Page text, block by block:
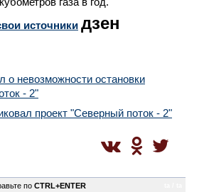
источники дзен
о невозможности остановки
- 2"
проект "Северный поток - 2"
по CTRL+ENTER